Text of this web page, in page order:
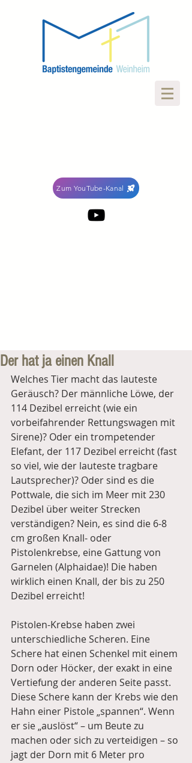
Zum YouTube-Kanal
Der hat ja einen Knall
Welches Tier macht das lauteste
Geräusch? Der männliche Löwe, der
114 Dezibel erreicht (wie ein
vorbeifahrender Rettungswagen mit
Sirene)? Oder ein trompetender
Elefant, der 117 Dezibel erreicht (fast
so viel, wie der lauteste tragbare
Lautsprecher)? Oder sind es die
Pottwale, die sich im Meer mit 230
Dezibel über weiter Strecken
verständigen? Nein, es sind die 6-8
cm großen Knall- oder
Pistolenkrebse, eine Gattung von
Garnelen (Alphaidae)! Die haben
wirklich einen Knall, der bis zu 250
Dezibel erreicht!
Pistolen-Krebse haben zwei
unterschiedliche Scheren. Eine
Schere hat einen Schenkel mit einem
Dorn oder Höcker, der exakt in eine
Vertiefung der anderen Seite passt.
Diese Schere kann der Krebs wie den
Hahn einer Pistole „spannen“. Wenn
er sie „auslöst“ – um Beute zu
machen oder sich zu verteidigen – so
jagt der Dorn mit 6 Meter pro